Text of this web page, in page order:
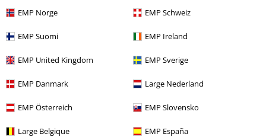
EMP Norge EMP Schweiz
EMP Suomi EMP Ireland
EMP United Kingdom EMP Sverige
EMP Danmark Large Nederland
EMP Österreich EMP Slovensko
Large Belgique EMP España
Kleding & accessoires T-shirts
Nieuw Kleding T-shirts
Entertainment
Mannen Kleding T-shirts
Sale % Kleding T-shirts en tops T-Shirts